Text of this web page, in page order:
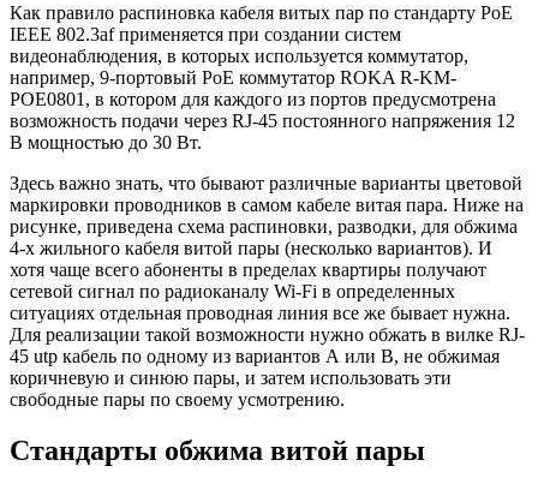
Как правило распиновка кабеля витых пар по стандарту PoE
IEEE 802.3af применяется при создании систем
видеонаблюдения, в которых используется коммутатор,
например, 9-портовый PoE коммутатор ROKA R-KM-
POE0801, в котором для каждого из портов предусмотрена
возможность подачи через RJ-45 постоянного напряжения 12
В мощностью до 30 Вт.
Здесь важно знать, что бывают различные варианты цветовой
маркировки проводников в самом кабеле витая пара. Ниже на
рисунке, приведена схема распиновки, разводки, для обжима
4-х жильного кабеля витой пары (несколько вариантов). И
хотя чаще всего абоненты в пределах квартиры получают
сетевой сигнал по радиоканалу Wi-Fi в определенных
ситуациях отдельная проводная линия все же бывает нужна.
Для реализации такой возможности нужно обжать в вилке RJ-
45 utp кабель по одному из вариантов А или В, не обжимая
коричневую и синюю пары, и затем использовать эти
свободные пары по своему усмотрению.
Стандарты обжима витой пары